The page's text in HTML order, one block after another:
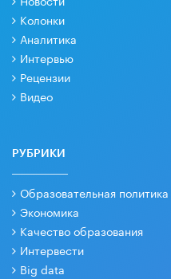
Колонки
Аналитика
Интервью
Рецензии
Видео
РУБРИКИ
Образовательная политика
Экономика
Качество образования
Интервести
Big data